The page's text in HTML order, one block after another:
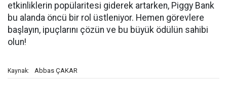
etkinliklerin popülaritesi giderek artarken, Piggy Bank
bu alanda öncü bir rol üstleniyor. Hemen görevlere
başlayın, ipuçlarını çözün ve bu büyük ödülün sahibi
olun!
Kaynak: Abbas ÇAKAR